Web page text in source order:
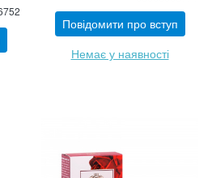
Повідомити про вступ
Немає у наявності